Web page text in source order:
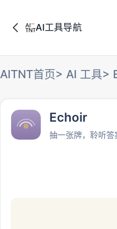
AI工具导航
AITNT首页> AI 工具>
Echoir
抽一张牌，聆听答